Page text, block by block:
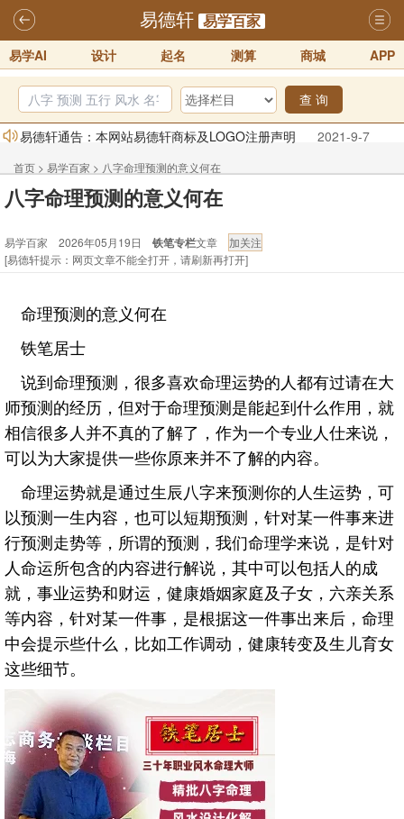
易德轩 易学百家
易学AI 设计 起名 测算 商城 APP
查 询
易德轩通告：本网站易德轩商标及LOGO注册声明
2021-9-7
易德轩易学ai，ai批八字紫微命理相学，ai智能体客服系统开通，欢迎
体验！！
2025-07-01
2025-07-01
2026年化太岁锦囊属马、鼠、牛、龙、兔、狗、鸡生肖化太岁开始预
2026丙午年铁笔居士精批年运说明
易德轩首席风水大师铁笔居士简介！！
首页 > 易学百家 > 八字命理预测的意义何在
八字命理预测的意义何在
易学百家 2026年05月19日 铁笔专栏文章
[易德轩提示：网页文章不能全打开，请刷新再打开]
命理预测的意义何在
铁笔居士
说到命理预测，很多喜欢命理运势的人都有过请在大
师预测的经历，但对于命理预测是能起到什么作用，就
相信很多人并不真的了解了，作为一个专业人仕来说，
可以为大家提供一些你原来并不了解的内容。
命理运势就是通过生辰八字来预测你的人生运势，可
以预测一生内容，也可以短期预测，针对某一件事来进
行预测走势等，所谓的预测，我们命理学来说，是针对
人命运所包含的内容进行解说，其中可以包括人的成
就，事业运势和财运，健康婚姻家庭及子女，六亲关系
等内容，针对某一件事，是根据这一件事出来后，命理
中会提示些什么，比如工作调动，健康转变及生儿育女
这些细节。